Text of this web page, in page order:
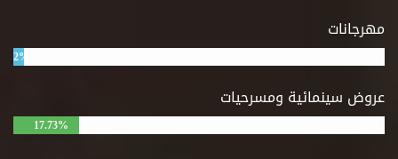
مهرجانات
2%
عروض سينمائية ومسرحيات
17.73%